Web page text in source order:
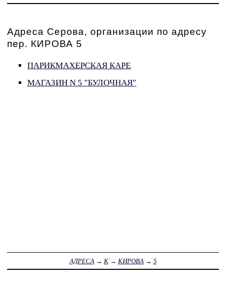
Адреса Серова, организации по адресу
пер. КИРОВА 5
ПАРИКМАХЕРСКАЯ КАРЕ
МАГАЗИН N 5 "БУЛОЧНАЯ"
АДРЕСА → К→ КИРОВА → 5